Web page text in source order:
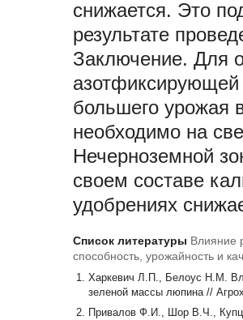
снижается. Это
результате
Заключение. Для
азотфиксирующей
большего урожая
необходимо на
Нечерноземной
своем составе
удобрениях
Список литературы Влияние
способность, урожайность и
Харкевич Л.П., Белоус Н.М.
зеленой массы люпина //
Привалов Ф.И., Шор В.Ч.,